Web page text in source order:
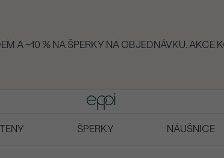
A −10 % NA ŠPERKY NA OBJEDNÁVKU. AKCE
ŠPERKY NÁUŠNICE